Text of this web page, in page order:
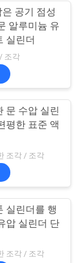
공기 점성
알루미늄 유
실린더
조각
문 수압 실린
평한 표준 액
조각 / 조각
실린더를 행
압 실린더 단
조각 / 조각